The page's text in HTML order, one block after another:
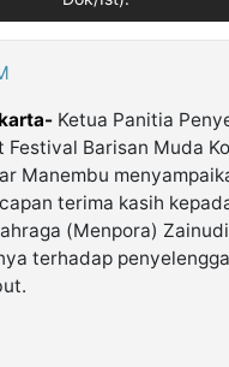
Ketua Panitia
Barisan Muda
Manembu
terima kasih
(Menpora)
terhadap